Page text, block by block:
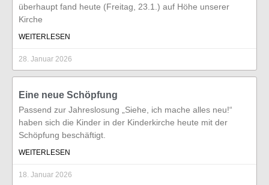
überhaupt fand heute (Freitag, 23.1.) auf Höhe unserer
Kirche
WEITERLESEN
28. Januar 2026
Eine neue Schöpfung
Passend zur Jahreslosung „Siehe, ich mache alles neu!“
haben sich die Kinder in der Kinderkirche heute mit der
Schöpfung beschäftigt.
WEITERLESEN
18. Januar 2026